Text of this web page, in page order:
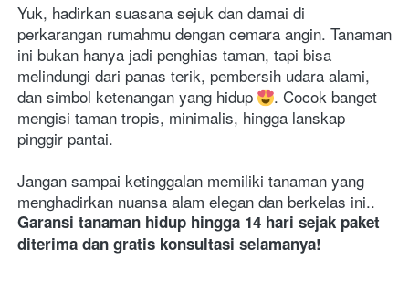
Yuk, hadirkan suasana sejuk dan damai di
perkarangan rumahmu dengan cemara angin. Tanaman
ini bukan hanya jadi penghias taman, tapi bisa
melindungi dari panas terik, pembersih udara alami,
dan simbol ketenangan yang hidup
. Cocok banget
mengisi taman tropis, minimalis, hingga lanskap
pinggir pantai.
Jangan sampai ketinggalan memiliki tanaman yang
menghadirkan nuansa alam elegan dan berkelas ini..
Garansi tanaman hidup hingga 14 hari sejak paket
diterima dan gratis konsultasi selamanya!